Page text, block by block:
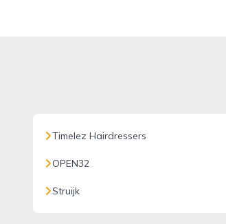
Timelez Hairdressers
OPEN32
Struijk